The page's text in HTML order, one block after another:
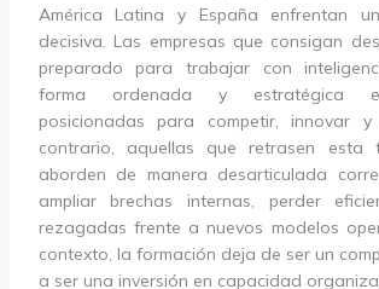
América Latina y España enfrentan
decisiva. Las empresas que consigan
preparado para trabajar con
forma ordenada y estratégica
posicionadas para competir, innovar
contrario, aquellas que retrasen esta
aborden de manera desarticulada
ampliar brechas internas, perder
rezagadas frente a nuevos modelos
contexto, la formación deja de ser un
a ser una inversión en capacidad